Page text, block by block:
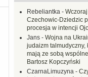
Rebeliantka -
Czechowic-Dziedzic
procesja w intencji
Jans - Wojna na
judaizm talmudyczny,
mają ze sobą
Bartosz Kopczyński
CzarnaLimuzyna -